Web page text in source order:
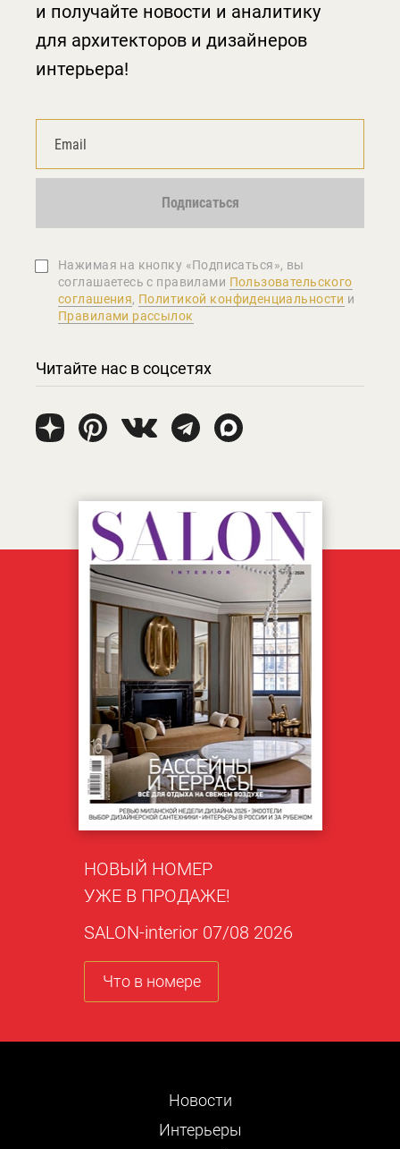
и получайте новости и аналитику
для архитекторов и дизайнеров
интерьера!
Подписаться
Нажимая на кнопку «Подписаться», вы
соглашаетеcь с правилами Пользовательского
соглашения, Политикой конфиденциальности и
Правилами рассылок
Читайте нас в соцсетях
НОВЫЙ НОМЕР
УЖЕ В ПРОДАЖЕ!
SALON-interior 07/08 2026
Что в номере
Новости
Интерьеры